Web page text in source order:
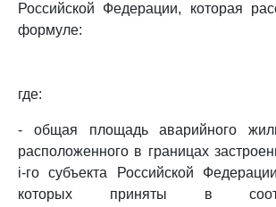
Российской Федерации, которая
формуле:
где:
- общая площадь аварийного
расположенного в границах
i-го субъекта Российской
которых приняты в